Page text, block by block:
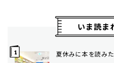
いま読ま
夏休みに本を読み